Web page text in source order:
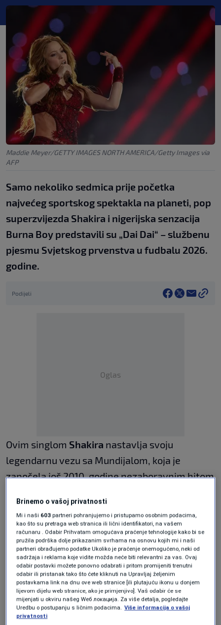
Maddie Meyer/GETTY IMAGES NORTH AMERICA/Getty Images via
AFP
Samo nekoliko sedmica prije početka
najvećeg sportskog spektakla na planeti, pop
superzvijezda Shakira i nigerijska senzacija
Burna Boy predstavili su „Dai Dai“ – službenu
pjesmu Svjetskog prvenstva u fudbalu 2026.
godine.
Podijeli
Oglas
Ovim singlom Shakira nastavlja svoju
legendarnu vezu sa Mundijalom, koja je
započela još 2010. godine nezaboravnim hitom
„Mundijal počinje sada!“
Kolumbijska pjevačica potvrdila je izlazak
pjesme u petak, podijelivši svoje uzbuđenje sa
milionima pratilaca na društvenim mrežama.
„Dai Dai je ovdje. @fifaworldcup 2026 počinje
sada!“, poručila je
Brinemo o vašoj privatnosti
Mi i naši 603 partneri pohranjujemo i pristupamo osobnim podacima,
kao što su pretraga web stranica ili lični identifikatori, na vašem
računaru . Odabir Prihvatam omogućava praćenje tehnologije kako bi se
pružila podrška dolje prikazanim svrhama na osnovu kojih mi i naši
partneri obrađujemo podatke Ukoliko je praćenje onemogućeno, neki od
sadržaja i reklama koje vidite možda neće biti relevantni za vas. Ovaj
odabir postavki možete ponovno odabrati i pritom promijeniti trenutni
odabir ili pristanak tako što ćete kliknuti na Upravljaj željenim
postavkama link na dnu ove web stranice [ili plutajuću ikonu u donjem
lijevom dijelu web stranice, ako je primjenjivo]. Vaš odabir će se
mijenjati u okviru našeg Wеб локација. Za više detalja, pogledajte
Uredbu o postupanju s ličnim podacima. Više informacija o vašoj
privatnosti